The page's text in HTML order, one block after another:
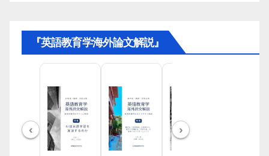
『英語教育学海外論文解説』
‹ ›